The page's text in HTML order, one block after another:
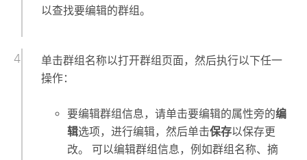
以查找要编辑的群组。
单击群组名称以打开群组页面，然后执行以下任一
操作：
要编辑群组信息，请单击要编辑的属性旁的编
辑选项，进行编辑，然后单击保存以保存更
改。 可以编辑群组信息，例如群组名称、摘